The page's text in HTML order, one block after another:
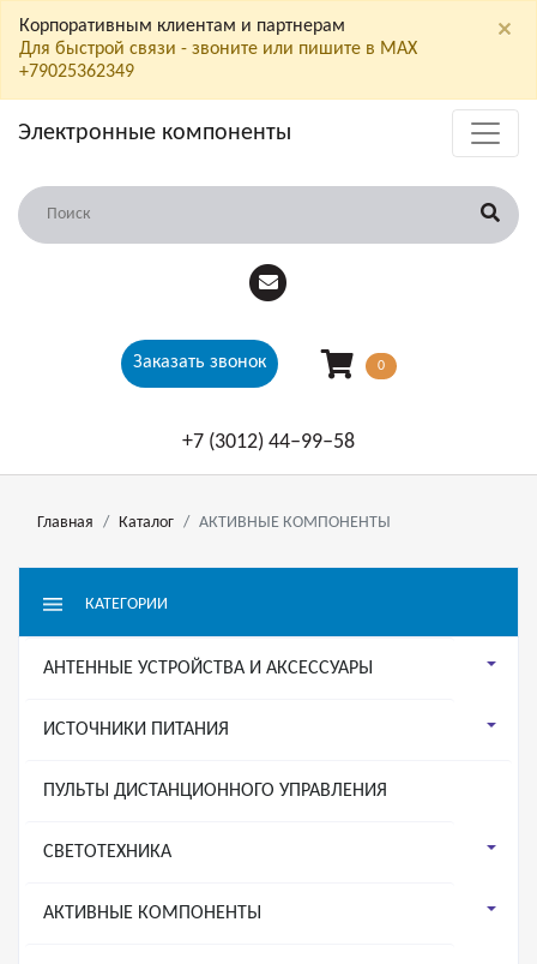
Корпоративным клиентам и партнерам
Для быстрой связи - звоните или пишите в МАХ
+79025362349
×
Электронные компоненты
Заказать звонок 0
+7 (3012) 44‒99‒58
Главная Каталог АКТИВНЫЕ КОМПОНЕНТЫ
КАТЕГОРИИ
АНТЕННЫЕ УСТРОЙСТВА И АКСЕССУАРЫ
ИСТОЧНИКИ ПИТАНИЯ
ПУЛЬТЫ ДИСТАНЦИОННОГО УПРАВЛЕНИЯ
СВЕТОТЕХНИКА
АКТИВНЫЕ КОМПОНЕНТЫ